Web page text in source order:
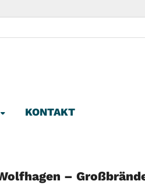
KONTAKT
–